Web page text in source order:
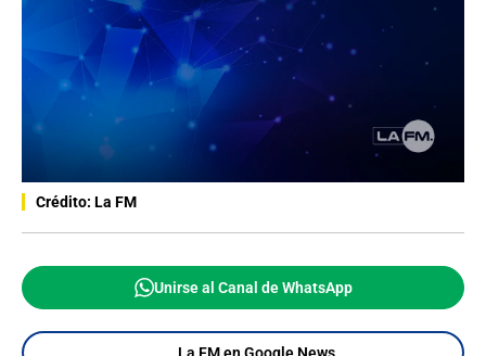
Crédito: La FM
Unirse al Canal de WhatsApp
La FM en Google News